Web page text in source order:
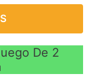
De 2